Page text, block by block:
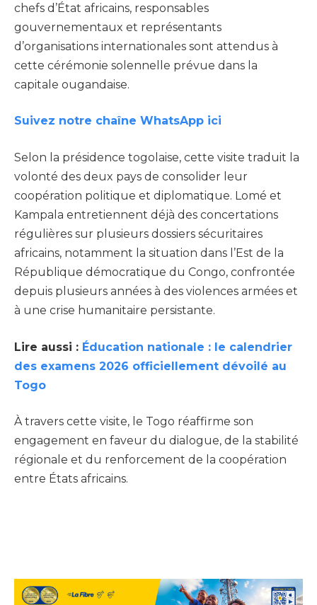
chefs d’État africains, responsables
gouvernementaux et représentants
d’organisations internationales sont attendus à
cette cérémonie solennelle prévue dans la
capitale ougandaise.
Suivez notre chaîne WhatsApp ici
Selon la présidence togolaise, cette visite traduit la
volonté des deux pays de consolider leur
coopération politique et diplomatique. Lomé et
Kampala entretiennent déjà des concertations
régulières sur plusieurs dossiers sécuritaires
africains, notamment la situation dans l’Est de la
République démocratique du Congo, confrontée
depuis plusieurs années à des violences armées et
à une crise humanitaire persistante.
Lire aussi : Éducation nationale : le calendrier
des examens 2026 officiellement dévoilé au
Togo
À travers cette visite, le Togo réaffirme son
engagement en faveur du dialogue, de la stabilité
régionale et du renforcement de la coopération
entre États africains.